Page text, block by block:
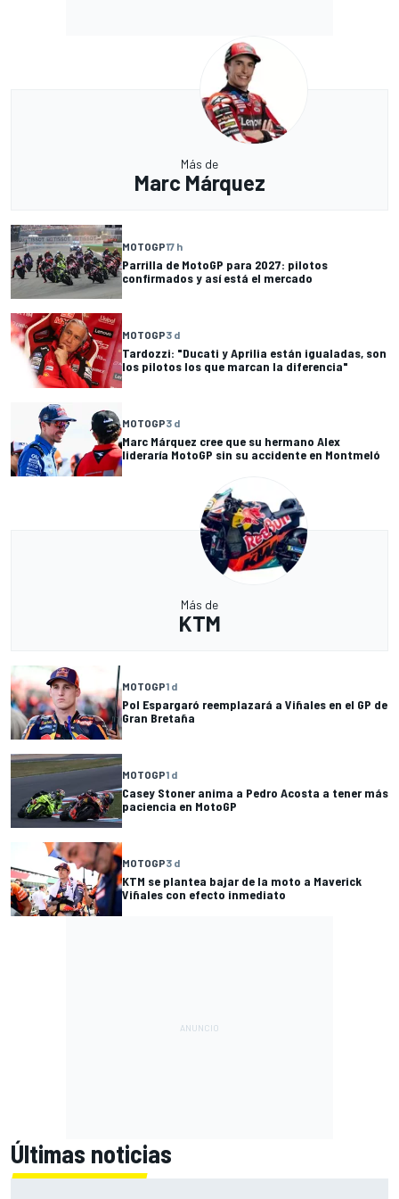
Más de
Marc Márquez
MOTOGP17 h
Parrilla de MotoGP para 2027: pilotos
confirmados y así está el mercado
MOTOGP3 d
Tardozzi: "Ducati y Aprilia están igualadas, son
los pilotos los que marcan la diferencia"
MOTOGP3 d
Marc Márquez cree que su hermano Alex
lideraría MotoGP sin su accidente en Montmeló
Más de
KTM
MOTOGP1 d
Pol Espargaró reemplazará a Viñales en el GP de
Gran Bretaña
MOTOGP1 d
Casey Stoner anima a Pedro Acosta a tener más
paciencia en MotoGP
MOTOGP3 d
KTM se plantea bajar de la moto a Maverick
Viñales con efecto inmediato
Últimas noticias